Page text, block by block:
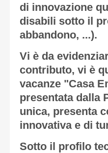
di innovazione
disabili sotto il
abbandono, ...).
Vi è da
contributo, vi è
vacanze "Casa
presentata dalla
unica, presenta
innovativa e di
Sotto il profilo